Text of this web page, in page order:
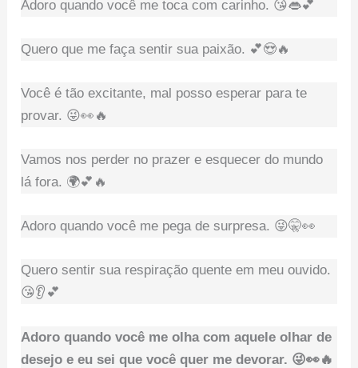
Adoro quando você me toca com carinho. 😘👄💕
Quero que me faça sentir sua paixão. 💕😍🔥
Você é tão excitante, mal posso esperar para te
provar. 😜👀🔥
Vamos nos perder no prazer e esquecer do mundo
lá fora. 🌍💕🔥
Adoro quando você me pega de surpresa. 😜🤫👀
Quero sentir sua respiração quente em meu ouvido.
😘👂💕
Adoro quando você me olha com aquele olhar de
desejo e eu sei que você quer me devorar. 😜👀🔥